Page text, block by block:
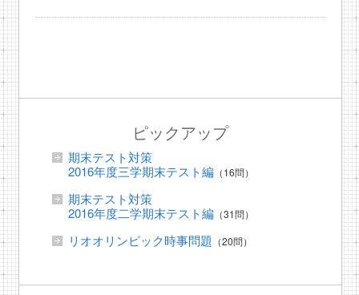
ピックアップ
期末テスト対策
2016年度三学期末テスト編（16問）
期末テスト対策
2016年度二学期末テスト編（31問）
リオオリンピック時事問題 （20問）